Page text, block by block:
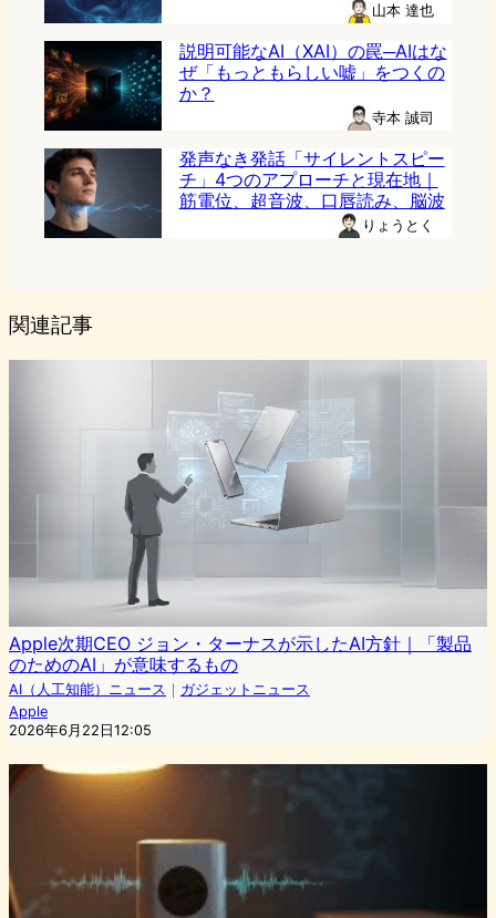
山本 達也
説明可能なAI（XAI）の罠─AIはな
ぜ「もっともらしい嘘」をつくの
か？
寺本 誠司
発声なき発話「サイレントスピー
チ」4つのアプローチと現在地｜
筋電位、超音波、口唇読み、脳波
りょうとく
関連記事
Apple次期CEO ジョン・ターナスが示したAI方針｜「製品
のためのAI」が意味するもの
AI（人工知能）ニュース ｜ ガジェットニュース
Apple
2026年6月22日12:05